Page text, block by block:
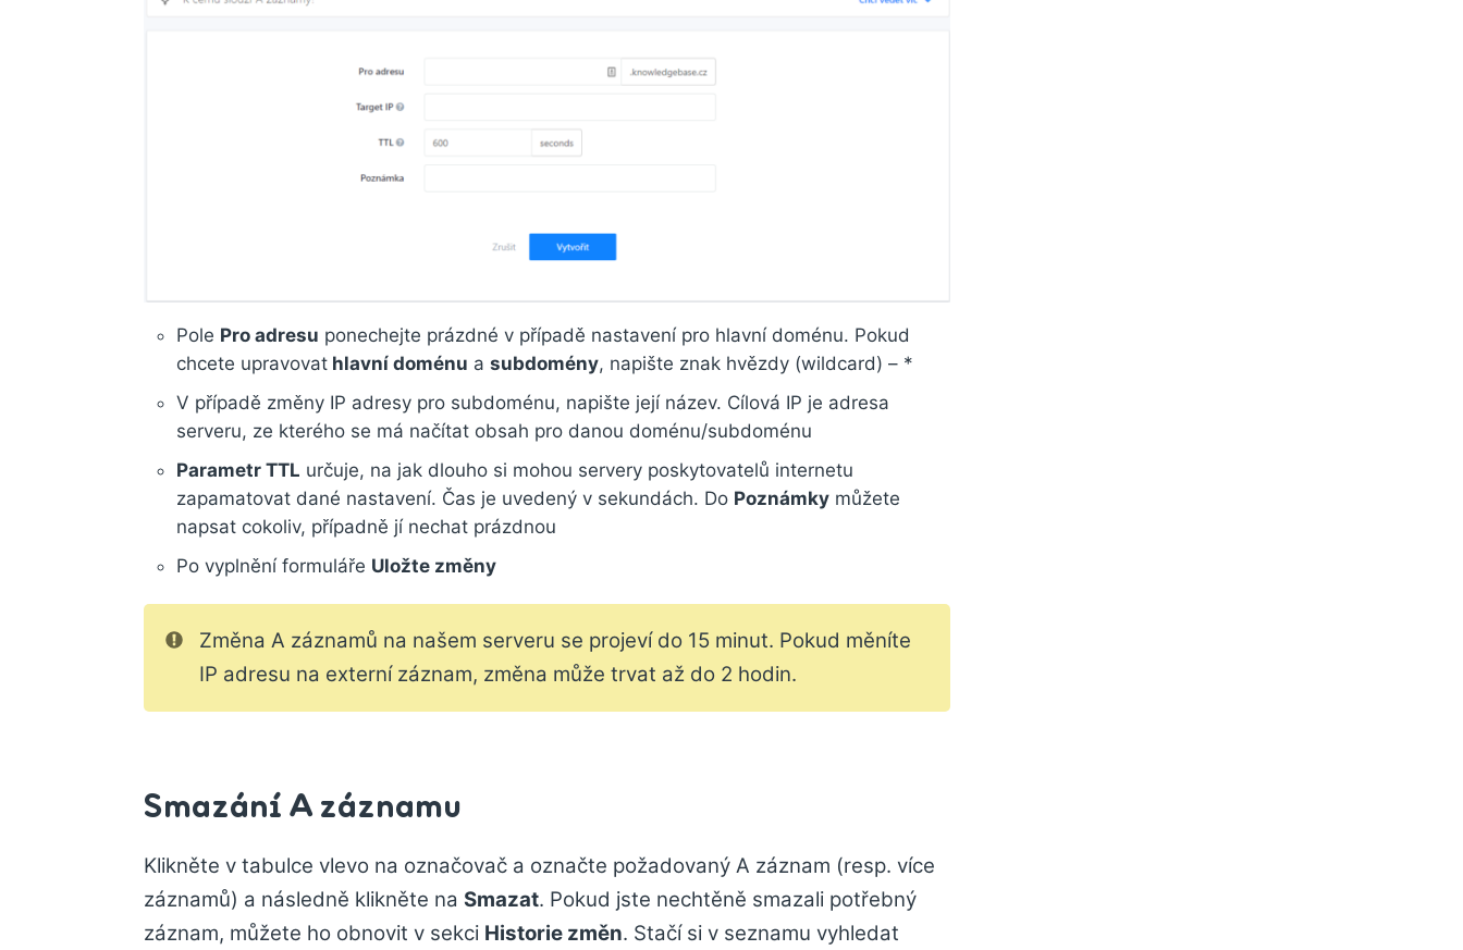
Pole Pro adresu ponechejte prázdné v případě nastavení pro hlavní doménu. Pokud
chcete upravovat hlavní doménu a subdomény, napište znak hvězdy (wildcard) – *
V případě změny IP adresy pro subdoménu, napište její název. Cílová IP je adresa
serveru, ze kterého se má načítat obsah pro danou doménu/subdoménu
Parametr TTL určuje, na jak dlouho si mohou servery poskytovatelů internetu
zapamatovat dané nastavení. Čas je uvedený v sekundách. Do Poznámky můžete
napsat cokoliv, případně jí nechat prázdnou
Po vyplnění formuláře Uložte změny
Změna A záznamů na našem serveru se projeví do 15 minut. Pokud měníte
IP adresu na externí záznam, změna může trvat až do 2 hodin.
Smazání A záznamu
Klikněte v tabulce vlevo na označovač a označte požadovaný A záznam (resp. více
záznamů) a následně klikněte na Smazat. Pokud jste nechtěně smazali potřebný
záznam, můžete ho obnovit v sekci Historie změn. Stačí si v seznamu vyhledat